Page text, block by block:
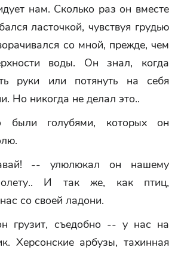
нам. Сколько раз он вместе
ласточкой, чувствуя грудью
со мной, прежде, чем
воды. Он знал, когда
руки или потянуть на себя
Но никогда не делал это..
голубями, которых он
-- улюлюкал он нашему
И так же, как птиц,
со своей ладони.
грузит, съедобно -- у нас на
Херсонские арбузы, тахинная